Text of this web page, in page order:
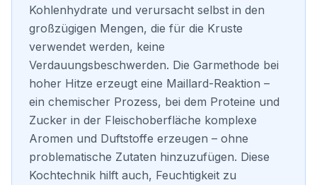
Kohlenhydrate und verursacht selbst in den
großzügigen Mengen, die für die Kruste
verwendet werden, keine
Verdauungsbeschwerden. Die Garmethode bei
hoher Hitze erzeugt eine Maillard-Reaktion –
ein chemischer Prozess, bei dem Proteine und
Zucker in der Fleischoberfläche komplexe
Aromen und Duftstoffe erzeugen – ohne
problematische Zutaten hinzuzufügen. Diese
Kochtechnik hilft auch, Feuchtigkeit zu